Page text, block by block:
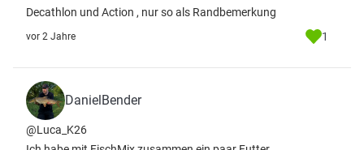
Decathlon und Action , nur so als Randbemerkung
vor 2 Jahre 1
DanielBender
@Luca_K26